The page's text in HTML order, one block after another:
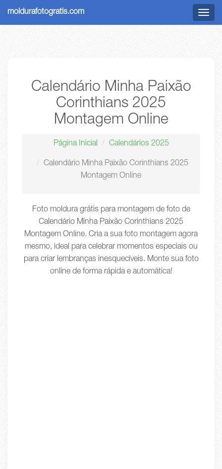
Menu
moldurafotogratis.com
Calendário Minha Paixão
Corinthians 2025
Montagem Online
Página Inicial Calendários 2025
Calendário Minha Paixão Corinthians 2025
Montagem Online
Foto moldura grátis para montagem de foto de
Calendário Minha Paixão Corinthians 2025
Montagem Online. Cria a sua foto montagem agora
mesmo, ideal para celebrar momentos especiais ou
para criar lembranças inesquecíveis. Monte sua foto
online de forma rápida e automática!